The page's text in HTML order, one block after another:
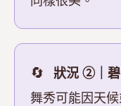
狀況 ②｜碧
舞秀可能因天